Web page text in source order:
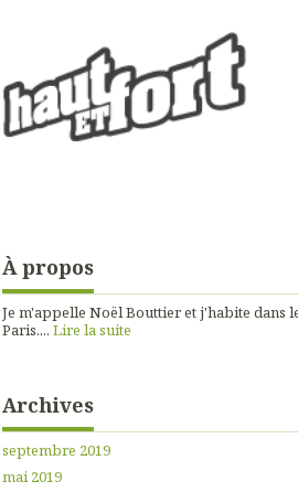
À propos
Je m'appelle Noël Bouttier et j'habite dans
Paris.... Lire la suite
Archives
septembre 2019
mai 2019